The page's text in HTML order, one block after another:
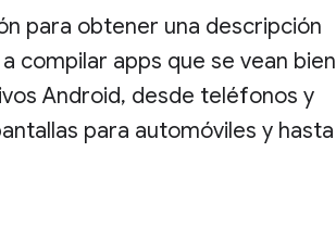
para obtener una descripción
compilar apps que se vean bien
Android, desde teléfonos y
para automóviles y hasta